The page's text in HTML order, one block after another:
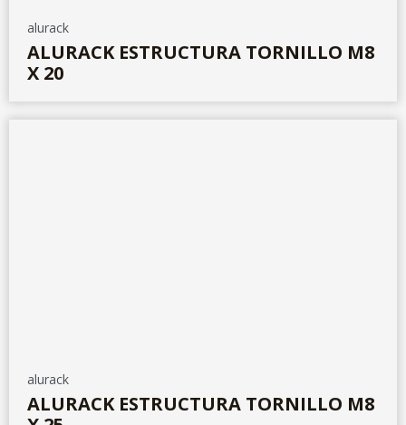
alurack
ALURACK ESTRUCTURA TORNILLO M8
X 20
alurack
ALURACK ESTRUCTURA TORNILLO M8